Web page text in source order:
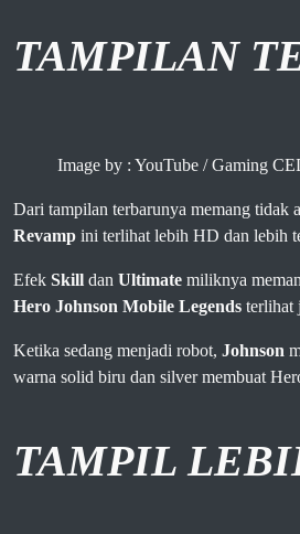
TAMPILAN
Image by : YouTube / Gaming
Dari tampilan terbarunya memang tidak
Revamp ini terlihat lebih HD dan lebih
Efek Skill dan Ultimate miliknya
Hero Johnson Mobile Legends terlihat
Ketika sedang menjadi robot, Johnson
warna solid biru dan silver membuat
TAMPIL